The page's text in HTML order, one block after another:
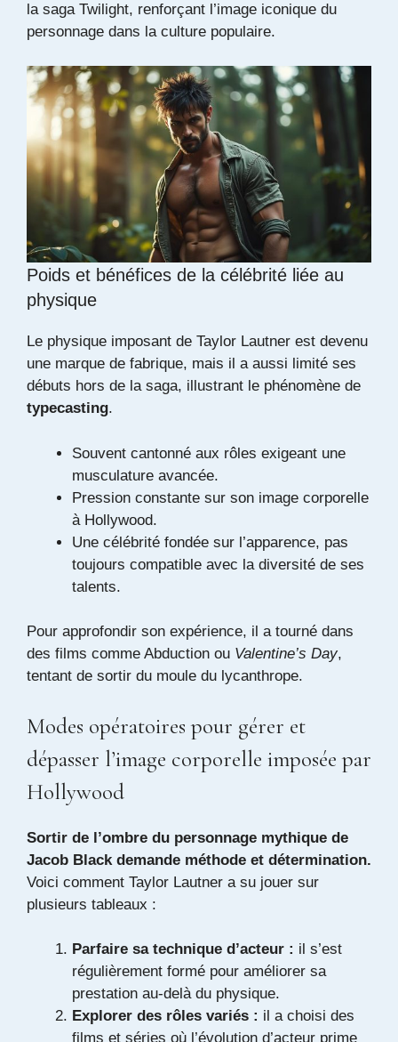
la saga Twilight, renforçant l’image iconique du
personnage dans la culture populaire.
Poids et bénéfices de la célébrité liée au
physique
Le physique imposant de Taylor Lautner est devenu
une marque de fabrique, mais il a aussi limité ses
débuts hors de la saga, illustrant le phénomène de
typecasting.
Souvent cantonné aux rôles exigeant une
musculature avancée.
Pression constante sur son image corporelle
à Hollywood.
Une célébrité fondée sur l’apparence, pas
toujours compatible avec la diversité de ses
talents.
Pour approfondir son expérience, il a tourné dans
des films comme Abduction ou Valentine’s Day,
tentant de sortir du moule du lycanthrope.
Modes opératoires pour gérer et
dépasser l’image corporelle imposée par
Hollywood
Sortir de l’ombre du personnage mythique de
Jacob Black demande méthode et détermination.
Voici comment Taylor Lautner a su jouer sur
plusieurs tableaux :
Parfaire sa technique d’acteur : il s’est
régulièrement formé pour améliorer sa
prestation au-delà du physique.
Explorer des rôles variés : il a choisi des
films et séries où l’évolution d’acteur prime